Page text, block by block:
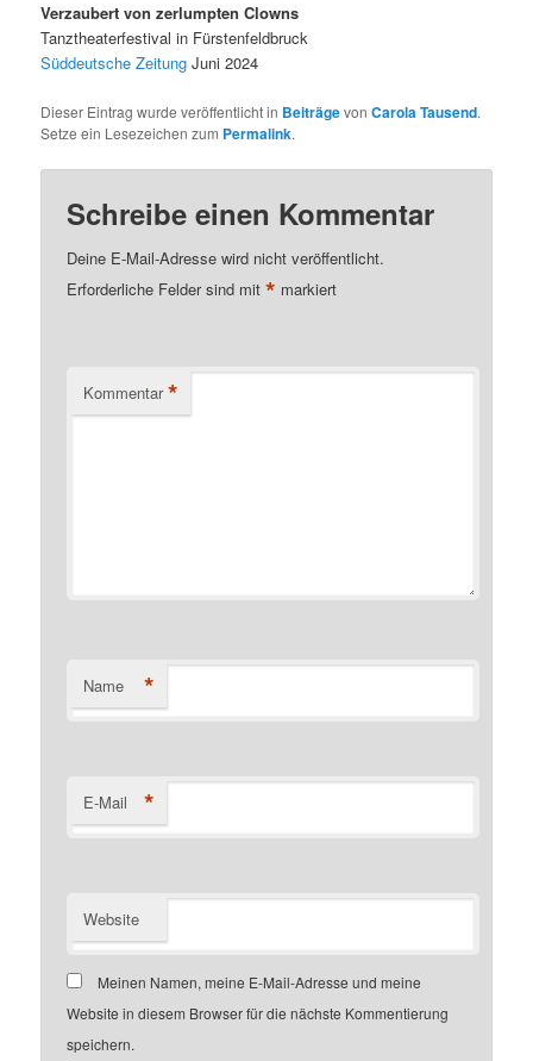
Verzaubert von zerlumpten Clowns
Tanztheaterfestival in Fürstenfeldbruck
Süddeutsche Zeitung Juni 2024
Dieser Eintrag wurde veröffentlicht in BeiträgevonCarola Tausend.
Setze ein Lesezeichen zum Permalink.
Schreibe einen Kommentar
Deine E-Mail-Adresse wird nicht veröffentlicht.
Erforderliche Felder sind mit* markiert
Kommentar *
Name *
E-Mail *
Website
Meinen Namen, meine E-Mail-Adresse und meine
Website in diesem Browser für die nächste Kommentierung
speichern.